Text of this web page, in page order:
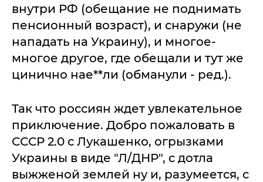
внутри РФ (обещание не поднимать
пенсионный возраст), и снаружи (не
нападать на Украину), и многое-
многое другое, где обещали и тут же
цинично нае**ли (обманули - ред.).
Так что россиян ждет увлекательное
приключение. Добро пожаловать в
СССР 2.0 с Лукашенко, огрызками
Украины в виде "Л/ДНР", с дотла
выжженой землей ну и, разумеется, с